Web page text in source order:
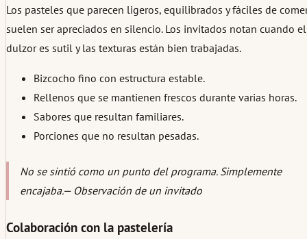
Los pasteles que parecen ligeros, equilibrados y fáciles de
suelen ser apreciados en silencio. Los invitados notan cuando el
dulzor es sutil y las texturas están bien trabajadas.
Bizcocho fino con estructura estable.
Rellenos que se mantienen frescos durante varias horas.
Sabores que resultan familiares.
Porciones que no resultan pesadas.
No se sintió como un punto del programa. Simplemente
encajaba.— Observación de un invitado
Colaboración con la pastelería